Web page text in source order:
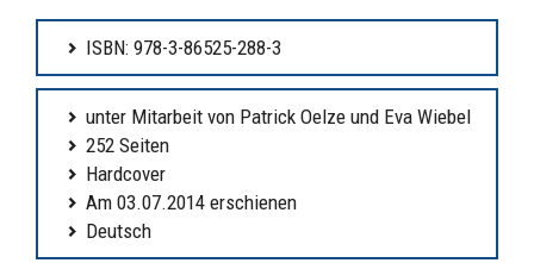
ISBN: 978-3-86525-288-3
unter Mitarbeit von Patrick Oelze und Eva Wiebel
252 Seiten
Hardcover
Am 03.07.2014 erschienen
Deutsch